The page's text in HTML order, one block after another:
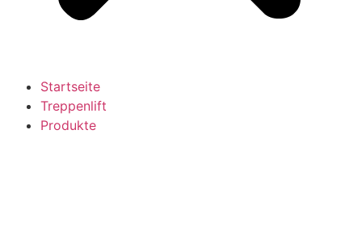
Startseite
Treppenlift
Produkte